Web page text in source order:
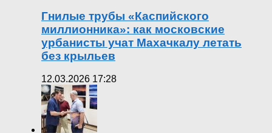
Гнилые трубы «Каспийского
миллионника»: как московские
урбанисты учат Махачкалу летать
без крыльев
12.03.2026 17:28